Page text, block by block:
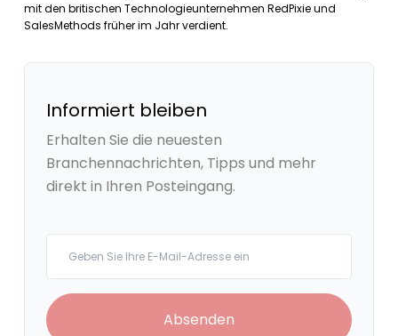
mit den britischen Technologieunternehmen RedPixie und
SalesMethods früher im Jahr verdient.
Informiert bleiben
Erhalten Sie die neuesten
Branchennachrichten, Tipps und mehr
direkt in Ihren Posteingang.
Absenden